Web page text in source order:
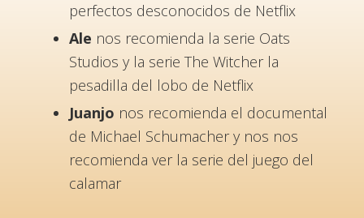
perfectos desconocidos de Netflix
Ale nos recomienda la serie Oats
Studios y la serie The Witcher la
pesadilla del lobo de Netflix
Juanjo nos recomienda el documental
de Michael Schumacher y nos nos
recomienda ver la serie del juego del
calamar